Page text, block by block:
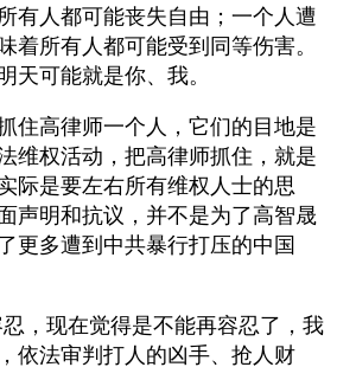
有人都可能丧失自由；一个人遭
着所有人都可能受到同等伤害。
天可能就是你、我。
住高律师一个人，它们的目地是
维权活动，把高律师抓住，就是
际是要左右所有维权人士的思
声明和抗议，并不是为了高智晟
更多遭到中共暴行打压的中国
，现在觉得是不能再容忍了，我
依法审判打人的凶手、抢人财